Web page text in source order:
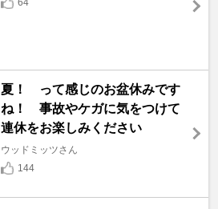
64
夏！ って感じのお盆休みです
ね！ 事故やケガに気をつけて
連休をお楽しみください
ウッドミッツさん
144